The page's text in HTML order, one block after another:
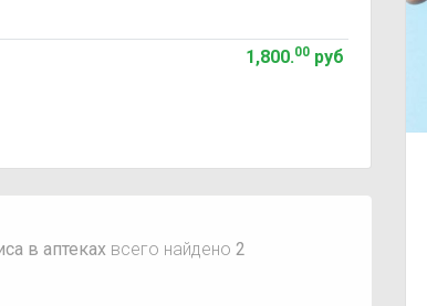
1,800.00руб
в аптеках всего найдено 2